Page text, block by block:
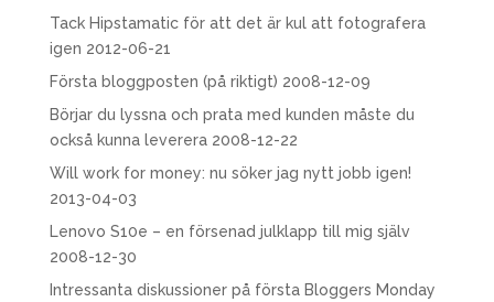
Tack Hipstamatic för att det är kul att fotografera
igen 2012-06-21
Första bloggposten (på riktigt) 2008-12-09
Börjar du lyssna och prata med kunden måste du
också kunna leverera 2008-12-22
Will work for money: nu söker jag nytt jobb igen!
2013-04-03
Lenovo S10e – en försenad julklapp till mig själv
2008-12-30
Intressanta diskussioner på första Bloggers Monday